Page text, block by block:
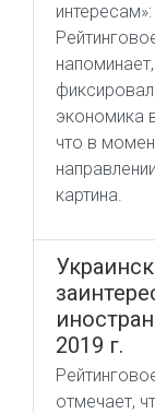
экономика
что в
картина.
2019 г.
отмечает,